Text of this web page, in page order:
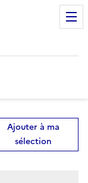
Ajouter à ma
sélection